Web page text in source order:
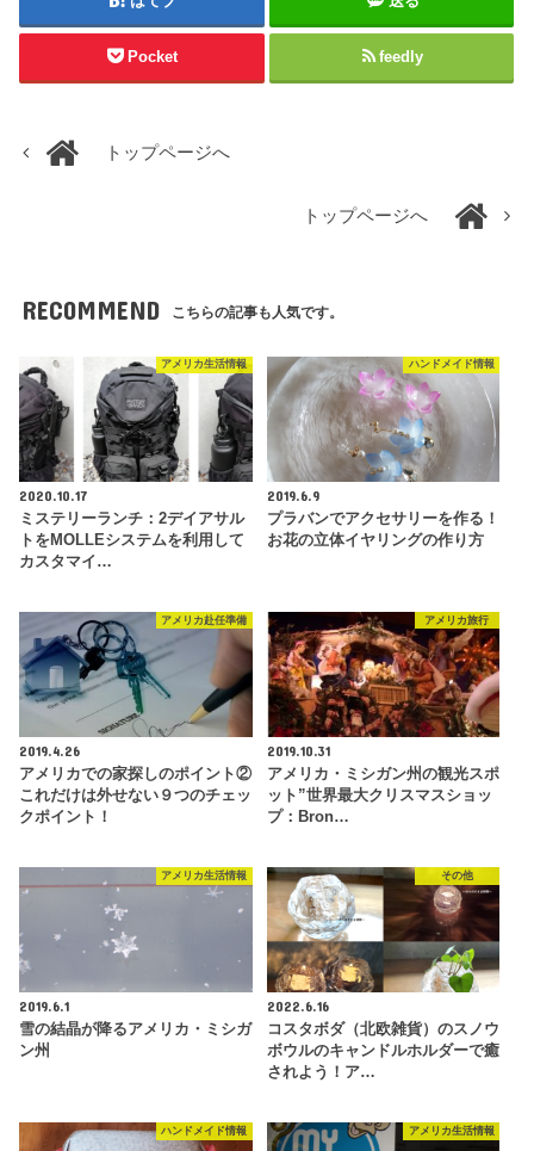
Pocket feedly
トップページへ
トップページへ
RECOMMEND こちらの記事も人気です。
アメリカ生活情報
2020.10.17
ミステリーランチ：2デイアサル
トをMOLLEシステムを利用して
カスタマイ…
ハンドメイド情報
2019.6.9
プラバンでアクセサリーを作る！
お花の立体イヤリングの作り方
アメリカ赴任準備
2019.4.26
アメリカでの家探しのポイント②
これだけは外せない９つのチェッ
クポイント！
アメリカ旅行
2019.10.31
アメリカ・ミシガン州の観光スポ
ット”世界最大クリスマスショッ
プ：Bron…
アメリカ生活情報
2019.6.1
雪の結晶が降るアメリカ・ミシガ
ン州
その他
2022.6.16
コスタボダ（北欧雑貨）のスノウ
ボウルのキャンドルホルダーで癒
されよう！ア…
ハンドメイド情報 アメリカ生活情報